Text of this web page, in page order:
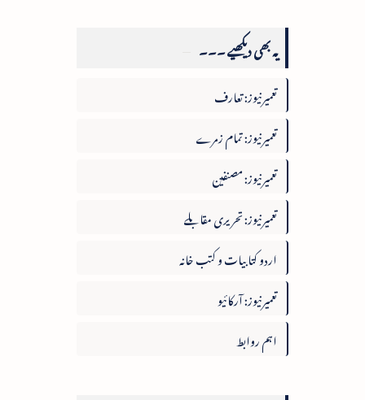
یہ بھی دیکھیے ۔۔۔
تعمیرنیوز: تعارف
تعمیرنیوز: تمام زمرے
تعمیرنیوز: مصنفین
تعمیرنیوز: تحریری مقابلے
اردو کتابیات و کتب خانہ
تعمیرنیوز: آرکائیو
اہم روابط